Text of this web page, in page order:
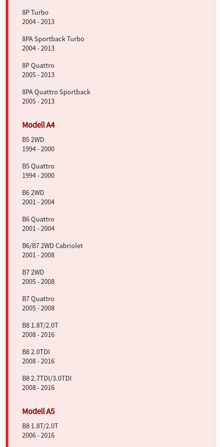
8P Turbo
2004 - 2013
8PA Sportback Turbo
2004 - 2013
8P Quattro
2005 - 2013
8PA Quattro Sportback
2005 - 2013
B5 2WD
1994 - 2000
B5 Quattro
1994 - 2000
B6 2WD
2001 - 2004
B6 Quattro
2001 - 2004
B6/B7 2WD Cabriolet
2001 - 2008
B7 2WD
2005 - 2008
B7 Quattro
2005 - 2008
B8 1.8T/2.0T
2008 - 2016
B8 2.0TDI
2008 - 2016
B8 2.7TDI/3.0TDI
2008 - 2016
B8 1.8T/2.0T
2006 - 2016